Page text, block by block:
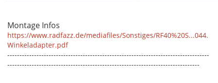
Montage Infos
https://www.radfazz.de/mediafiles/Sonstiges/RF40%20S...044.
Winkeladapter.pdf
-----------------------------------------------------------------------------------
-------------------------------------------------------------------------------